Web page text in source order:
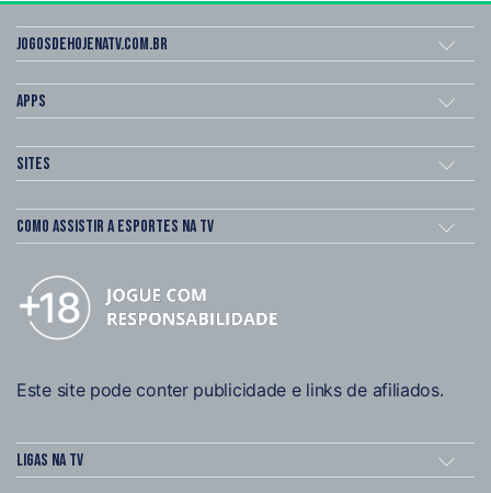
Jogosdehojenatv.com.br
Apps
Sites
Como assistir a esportes na TV
Este site pode conter publicidade e links de afiliados.
Ligas na TV